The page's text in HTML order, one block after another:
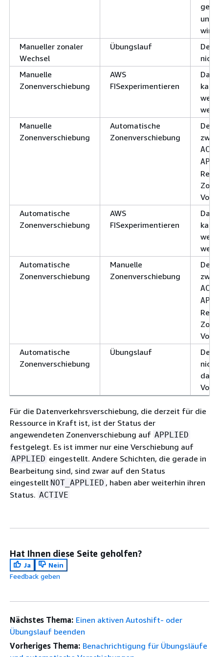
und
wird
Manueller zonaler
Wechsel
Übungslauf
Der
Manuelle
Zonenverschiebung
AWS
FISexperimentieren
Das
Manuelle
Zonenverschiebung
Automatische
Zonenverschiebung
Der
Automatische
Zonenverschiebung
AWS
FISexperimentieren
Das
Automatische
Zonenverschiebung
Manuelle
Zonenverschiebung
Der
Automatische
Zonenverschiebung
Übungslauf
Der
da
Für die Datenverkehrsverschiebung, die derzeit für die
Ressource in Kraft ist, ist der Status der
angewendeten Zonenverschiebung auf APPLIED
festgelegt. Es ist immer nur eine Verschiebung auf
APPLIED eingestellt. Andere Schichten, die gerade in
Bearbeitung sind, sind zwar auf den Status
eingestellt NOT_APPLIED , haben aber weiterhin ihren
Status. ACTIVE
Hat Ihnen diese Seite geholfen?
Ja
Nein
Feedback geben
Nächstes Thema: Einen aktiven Autoshift- oder
Übungslauf beenden
Vorheriges Thema: Benachrichtigung für Übungsläufe